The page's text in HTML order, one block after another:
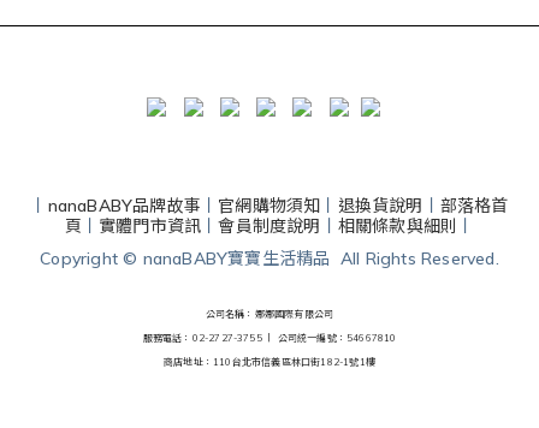
nanaBABY品牌故事 官網購物須知 退換貨說明
部落格首
頁
實體門市資訊 丨會員制度說明 相關條款與細則
Copyright © nanaBABY寶寶生活精品 All Rights Reserved.
公司名稱：娜娜國際有限公司
服務電話：02-2727-3755 丨 公司統一編號：54667810
商店地址：110台北市信義區林口街182-1號1樓